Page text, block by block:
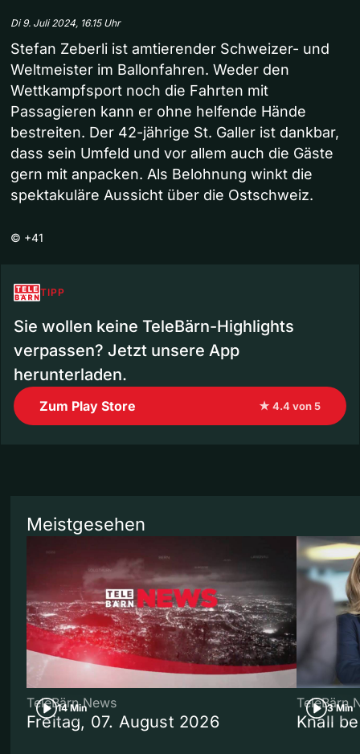
Di 9. Juli 2024, 16.15 Uhr
Stefan Zeberli ist amtierender Schweizer- und
Weltmeister im Ballonfahren. Weder den
Wettkampfsport noch die Fahrten mit
Passagieren kann er ohne helfende Hände
bestreiten. Der 42-jährige St. Galler ist dankbar,
dass sein Umfeld und vor allem auch die Gäste
gern mit anpacken. Als Belohnung winkt die
spektakuläre Aussicht über die Ostschweiz.
© +41
TIPP
Sie wollen keine TeleBärn-Highlights
verpassen? Jetzt unsere App
herunterladen.
Zum Play Store ★ 4.4 von 5
Meistgesehen
14 Min
TeleBärn News
Freitag, 07. August 2026
3 Min
TeleBärn
Knall